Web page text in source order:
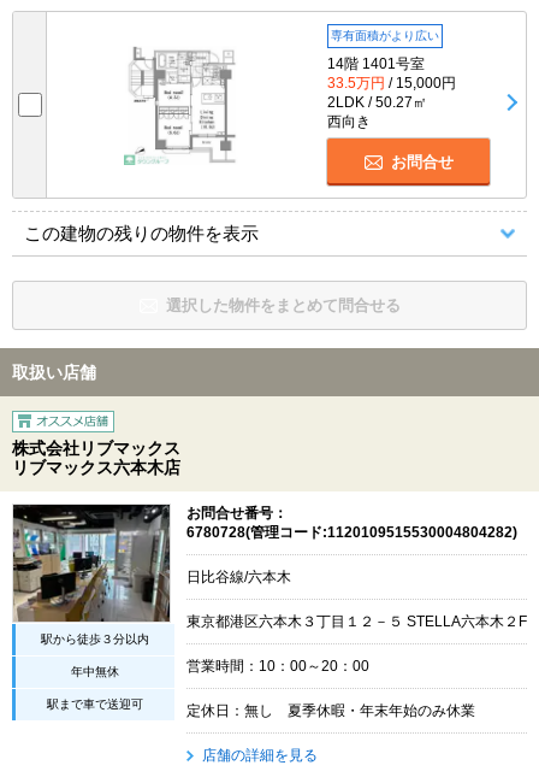
専有面積がより広い
14階 1401号室
33.5万円 / 15,000円
2LDK / 50.27㎡
西向き
お問合せ
この建物の残りの物件を表示
選択した物件をまとめて問合せる
取扱い店舗
株式会社リブマックス
リブマックス六本木店
駅から徒歩３分以内
年中無休
駅まで車で送迎可
お問合せ番号：
6780728(管理コード:1120109515530004804282)
日比谷線/六本木
東京都港区六本木３丁目１２－５ STELLA六本木２F
営業時間：10：00～20：00
定休日：無し 夏季休暇・年末年始のみ休業
店舗の詳細を見る